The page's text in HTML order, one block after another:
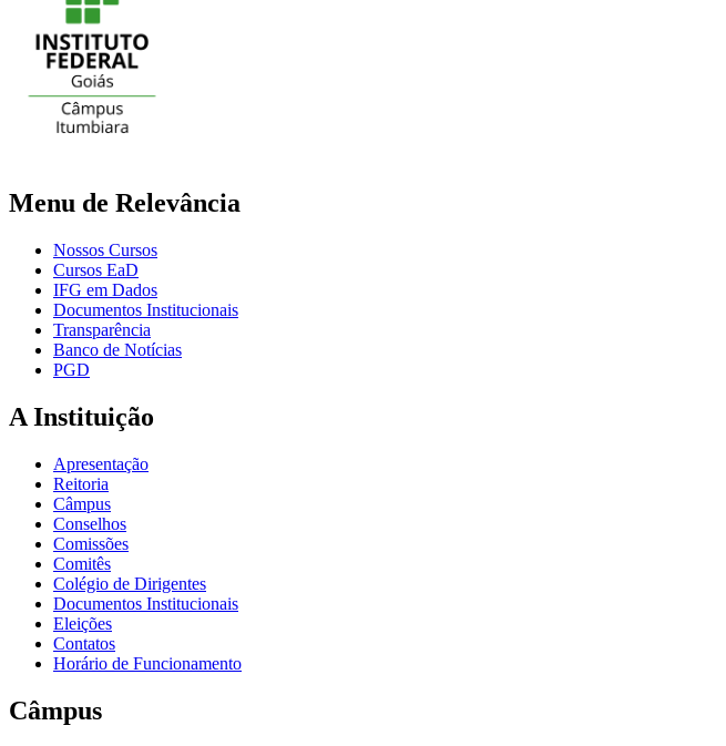
Menu de Relevância
Nossos Cursos
Cursos EaD
IFG em Dados
Documentos Institucionais
Transparência
Banco de Notícias
PGD
A Instituição
Apresentação
Reitoria
Câmpus
Conselhos
Comissões
Comitês
Colégio de Dirigentes
Documentos Institucionais
Eleições
Contatos
Horário de Funcionamento
Câmpus